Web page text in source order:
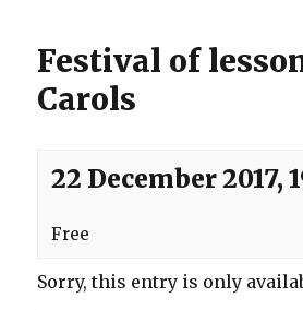
Festival of
Carols
22 December 2017,
Free
Sorry, this entry is only